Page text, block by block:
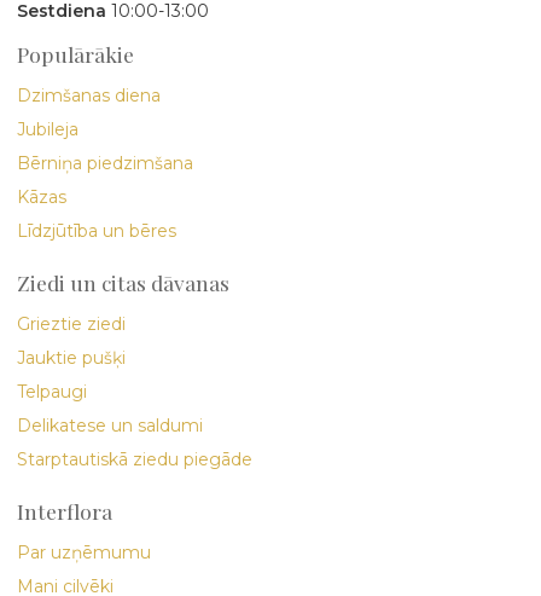
Sestdiena 10:00-13:00
Populārākie
Dzimšanas diena
Jubileja
Bērniņa piedzimšana
Kāzas
Līdzjūtība un bēres
Ziedi un citas dāvanas
Grieztie ziedi
Jauktie pušķi
Telpaugi
Delikatese un saldumi
Starptautiskā ziedu piegāde
Interflora
Par uzņēmumu
Mani cilvēki